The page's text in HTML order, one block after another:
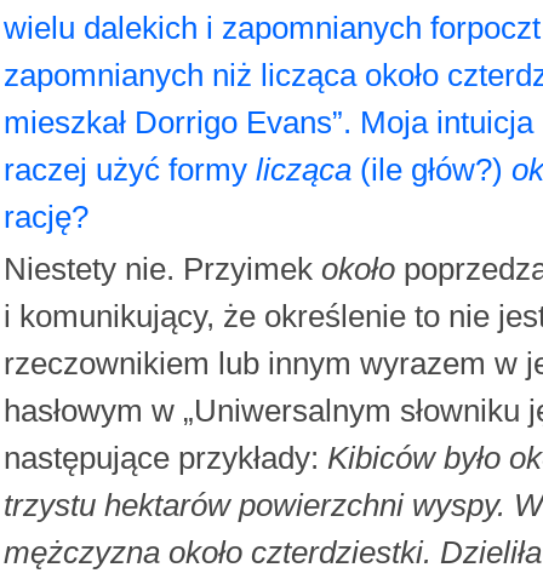
wielu dalekich i zapomnianych
zapomnianych niż licząca około
mieszkał Dorrigo Evans”. Moja
raczej użyć formy licząca (ile głów?)
rację?
Niestety nie. Przyimek około
i komunikujący, że określenie to nie
rzeczownikiem lub innym wyrazem w
hasłowym w „Uniwersalnym
następujące przykłady: Kibiców było
trzystu hektarów powierzchni wyspy.
mężczyzna około czterdziestki.